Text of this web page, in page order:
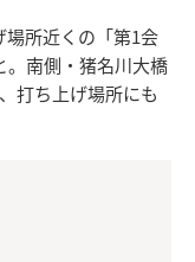
所近くの「第1会
。南側・猪名川大橋
打ち上げ場所にも